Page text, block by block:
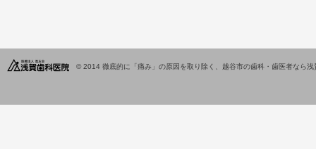
© 2014 徹底的に「痛み」の原因を取り除く、越谷市の歯科・歯医者なら